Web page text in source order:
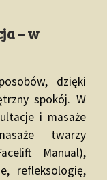
– w
dzięki
spokój. W
i masaże
twarzy
Manual),
refleksologię,